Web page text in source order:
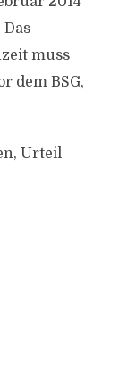
muss
dem BSG,
Urteil